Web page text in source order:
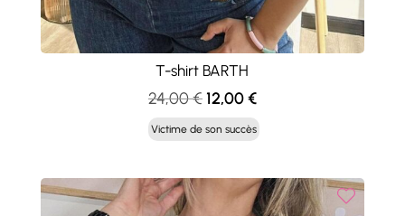
T-shirt BARTH
24,00€ Le
prix
initial
24,00 €.
12,00€Le
prix
actuel
12,00 €.
Victime de son succès